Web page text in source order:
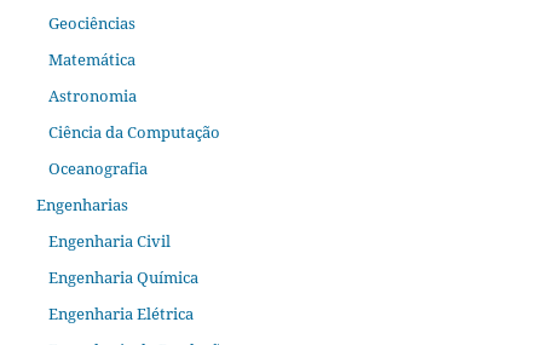
Geociências
Matemática
Astronomia
Ciência da Computação
Oceanografia
Engenharias
Engenharia Civil
Engenharia Química
Engenharia Elétrica